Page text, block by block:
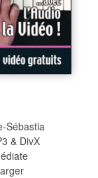
Sébastia
& DivX